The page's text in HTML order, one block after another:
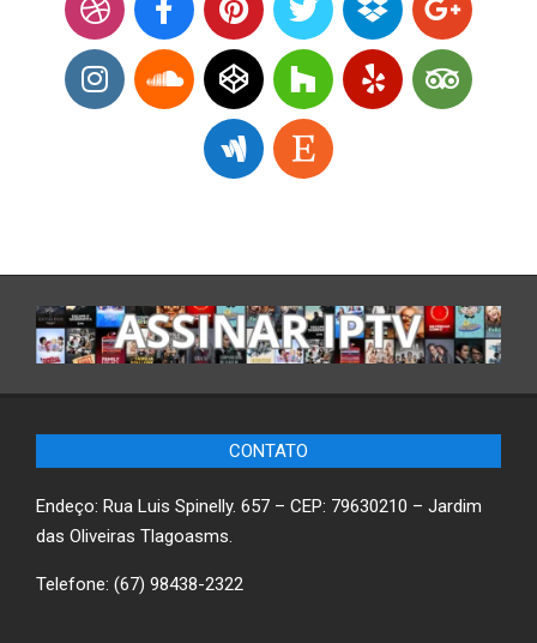
CONTATO
Endeço: Rua Luis Spinelly. 657 – CEP: 79630210 – Jardim
das Oliveiras Tlagoasms.
Telefone: (67) 98438-2322